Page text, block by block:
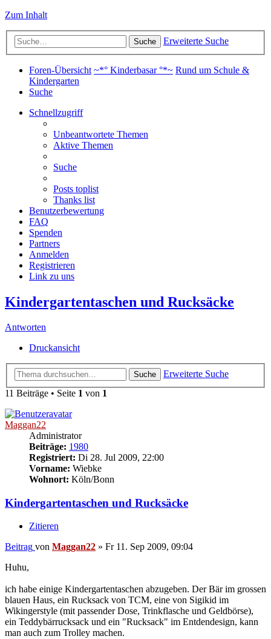
Zum Inhalt
Suche Erweiterte Suche
Foren-Übersicht ~*° Kinderbasar °*~ Rund um Schule &
Kindergarten
Suche
Schnellzugriff
Unbeantwortete Themen
Aktive Themen
Suche
Posts toplist
Thanks list
Benutzerbewertung
FAQ
Spenden
Partners
Anmelden
Registrieren
Link zu uns
Kindergartentaschen und Rucksäcke
Antworten
Druckansicht
Suche
Erweiterte Suche
11 Beiträge • Seite 1 von 1
Maggan22
Administrator
Beiträge: 1980
Registriert: Di 28. Jul 2009, 22:00
Vorname: Wiebke
Wohnort: Köln/Bonn
Kindergartentaschen und Rucksäcke
Zitieren
Beitrag von Maggan22 » Fr 11. Sep 2009, 09:04
Huhu,
ich habe einige Kindergartentaschen abzugeben. Der Bär im grossen
blauen Haus, ein Rucksack von TCM, eine von Sigikid im
Wikingerstyle (mit passender Dose, Trinkflasche und Geldbörse),
ein Teddybärrucksack und ein "Rucksack" im Entdendesign, kann
man auch zum Trolley machen.